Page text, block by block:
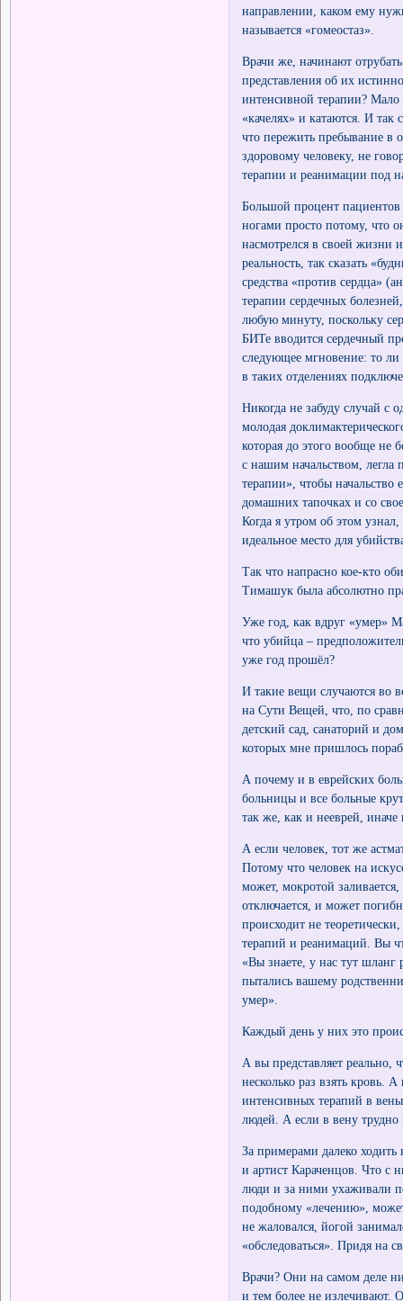
направлении, каком ему
называется «гомеостаз».
Врачи же, начинают
представления об их
интенсивной терапии?
«качелях» и катаются. И так
что пережить пребывание в
здоровому человеку, не
терапии и реанимации под
Большой процент
ногами просто потому, что
насмотрелся в своей жизни
реальность, так сказать
средства «против сердца»
терапии сердечных
любую минуту, поскольку
БИТе вводится сердечный
следующее мгновение: то
в таких отделениях
Никогда не забуду случай с
молодая
которая до этого вообще не
с нашим начальством,
терапии», чтобы
домашних тапочках и со
Когда я утром об этом
идеальное место для
Так что напрасно кое-кто
Тимашук была абсолютно
Уже год, как вдруг «умер»
что убийца –
уже год прошёл?
И такие вещи случаются во
на Сути Вещей, что, по
детский сад, санаторий и
которых мне пришлось
А почему и в еврейских
больницы и все больные
так же, как и нееврей, иначе
А если человек, тот же
Потому что человек на
может, мокротой
отключается, и может
происходит не
терапий и реанимаций. Вы
«Вы знаете, у нас тут
пытались вашему
умер».
Каждый день у них это
А вы представляет реально,
несколько раз взять кровь.
интенсивных терапий в
людей. А если в вену трудно
За примерами далеко
и артист Караченцов. Что с
люди и за ними ухаживали
подобному «лечению»,
не жаловался, йогой
«обследоваться». Придя на
Врачи? Они на самом деле
и тем более не излечивают.